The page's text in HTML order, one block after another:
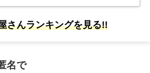
さんランキングを見る!!
名で